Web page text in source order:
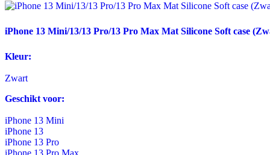
meerdere
Deze
gekozen
op
de
productpagina
iPhone 13 Mini/13/13 Pro/13 Pro Max Mat Silicone Soft case
Kleur:
Zwart
Geschikt voor:
iPhone 13 Mini
iPhone 13
iPhone 13 Pro
iPhone 13 Pro Max